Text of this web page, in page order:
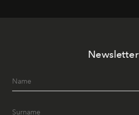
Newsletter